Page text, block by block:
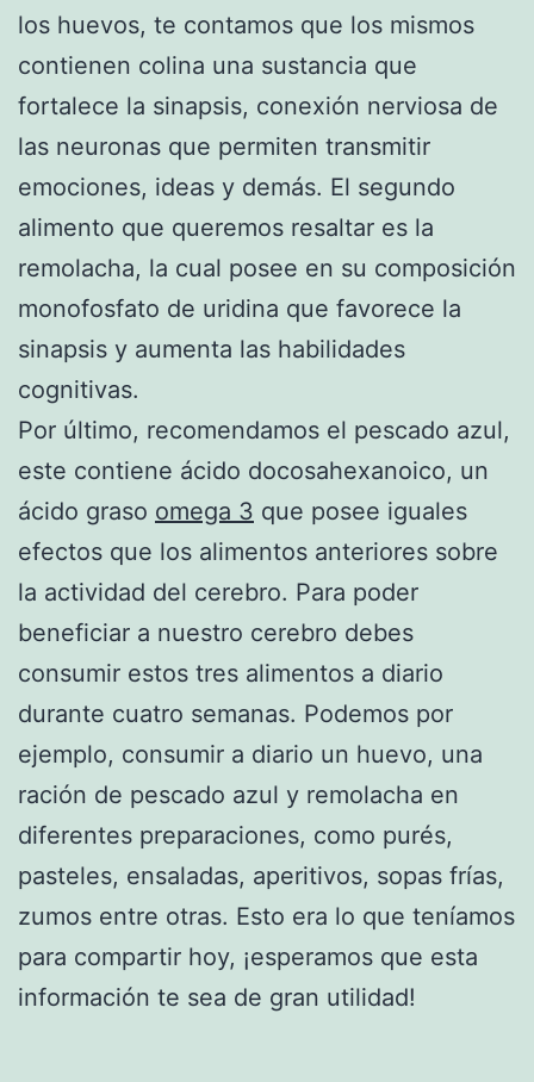
los huevos, te contamos que los mismos
contienen colina una sustancia que
fortalece la sinapsis, conexión nerviosa de
las neuronas que permiten transmitir
emociones, ideas y demás. El segundo
alimento que queremos resaltar es la
remolacha, la cual posee en su composición
monofosfato de uridina que favorece la
sinapsis y aumenta las habilidades
cognitivas.
Por último, recomendamos el pescado azul,
este contiene ácido docosahexanoico, un
ácido graso omega 3 que posee iguales
efectos que los alimentos anteriores sobre
la actividad del cerebro. Para poder
beneficiar a nuestro cerebro debes
consumir estos tres alimentos a diario
durante cuatro semanas. Podemos por
ejemplo, consumir a diario un huevo, una
ración de pescado azul y remolacha en
diferentes preparaciones, como purés,
pasteles, ensaladas, aperitivos, sopas frías,
zumos entre otras. Esto era lo que teníamos
para compartir hoy, ¡esperamos que esta
información te sea de gran utilidad!